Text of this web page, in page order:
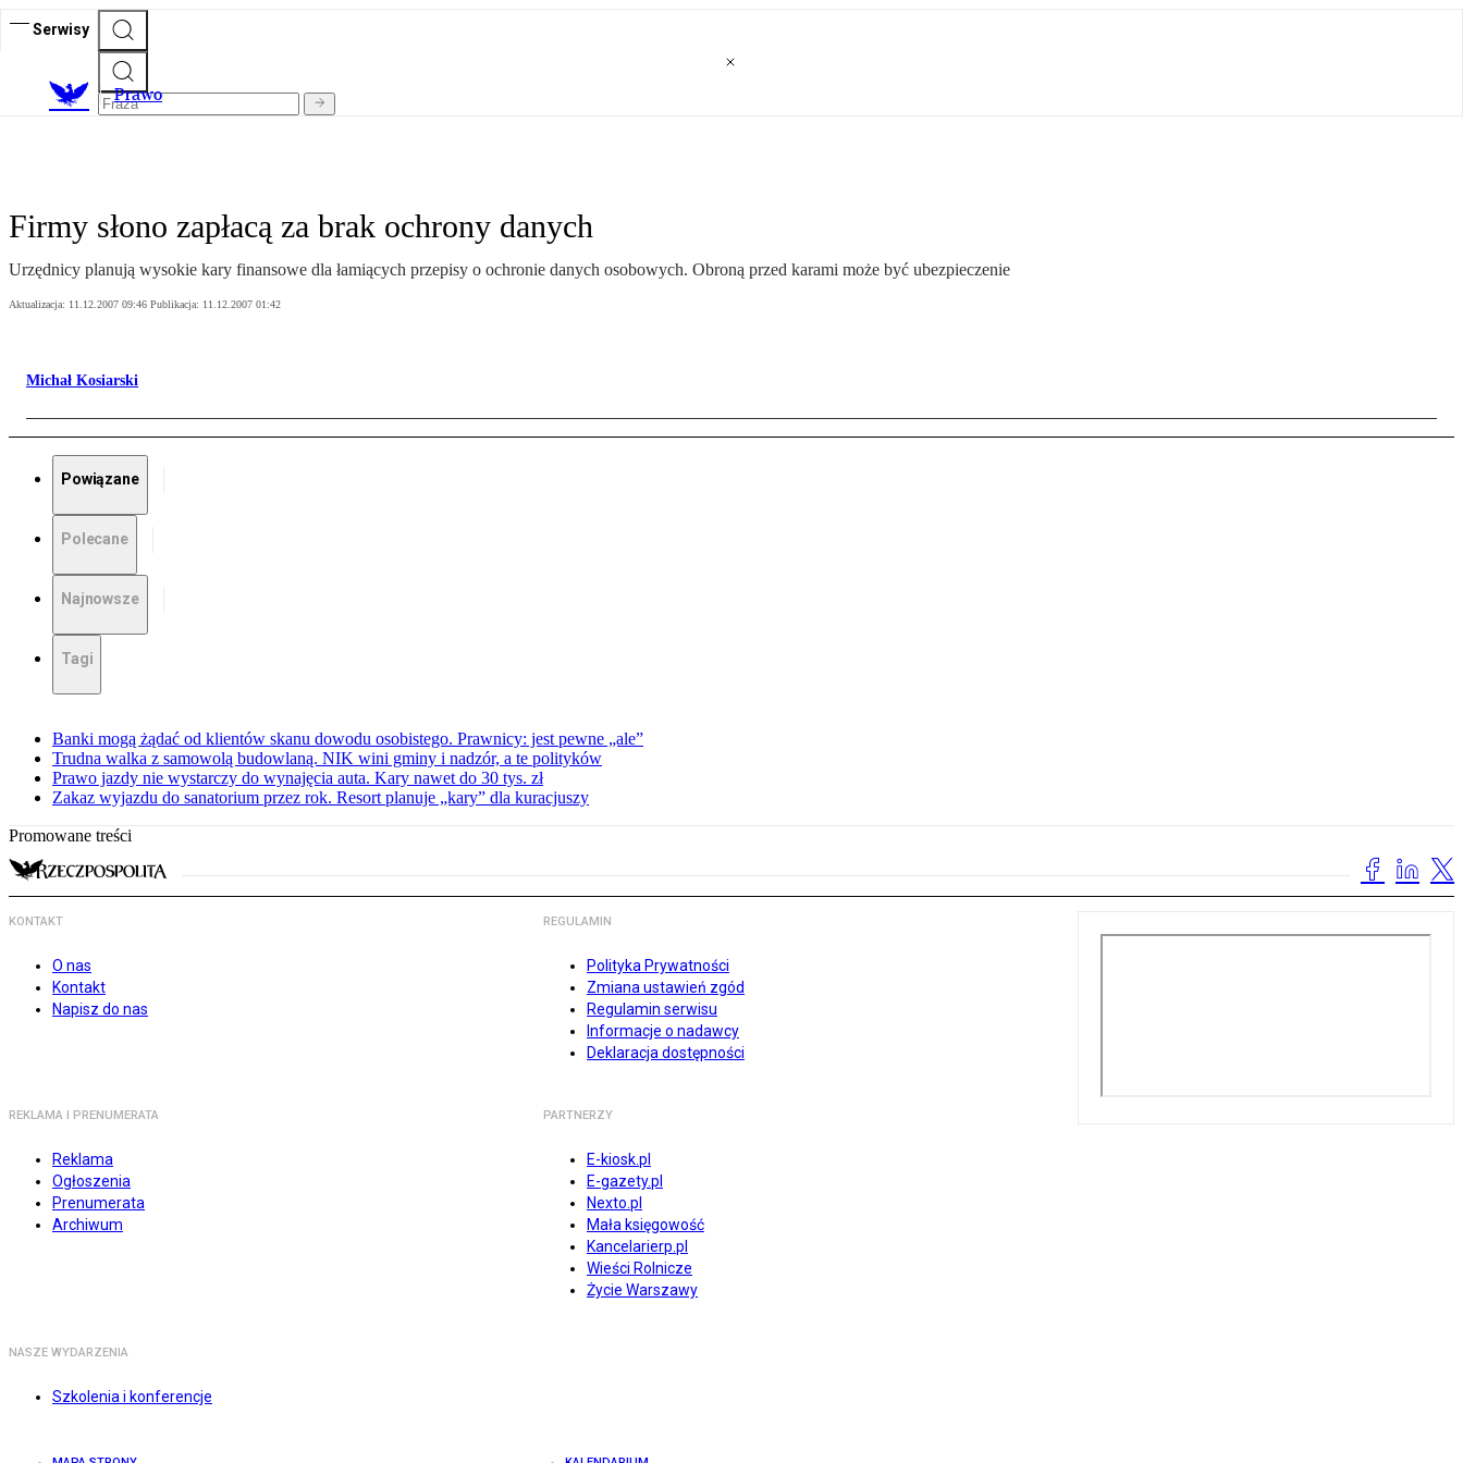
Serwisy
Prawo
Firmy słono zapłacą za brak ochrony danych
Urzędnicy planują wysokie kary finansowe dla łamiących przepisy o ochronie danych osobowych. Obroną przed karami może być ubezpieczenie
Aktualizacja: 11.12.2007 09:46 Publikacja: 11.12.2007 01:42
Michał Kosiarski
Powiązane
Polecane
Najnowsze
Tagi
Banki mogą żądać od klientów skanu dowodu osobistego. Prawnicy: jest pewne „ale”
Trudna walka z samowolą budowlaną. NIK wini gminy i nadzór, a te polityków
Prawo jazdy nie wystarczy do wynajęcia auta. Kary nawet do 30 tys. zł
Zakaz wyjazdu do sanatorium przez rok. Resort planuje „kary” dla kuracjuszy
Promowane treści
KONTAKT
O nas
Kontakt
Napisz do nas
REGULAMIN
Polityka Prywatności
Zmiana ustawień zgód
Regulamin serwisu
Informacje o nadawcy
Deklaracja dostępności
REKLAMA I PRENUMERATA
Reklama
Ogłoszenia
Prenumerata
Archiwum
PARTNERZY
E-kiosk.pl
E-gazety.pl
Nexto.pl
Mała księgowość
Kancelarierp.pl
Wieści Rolnicze
Życie Warszawy
NASZE WYDARZENIA
Szkolenia i konferencje